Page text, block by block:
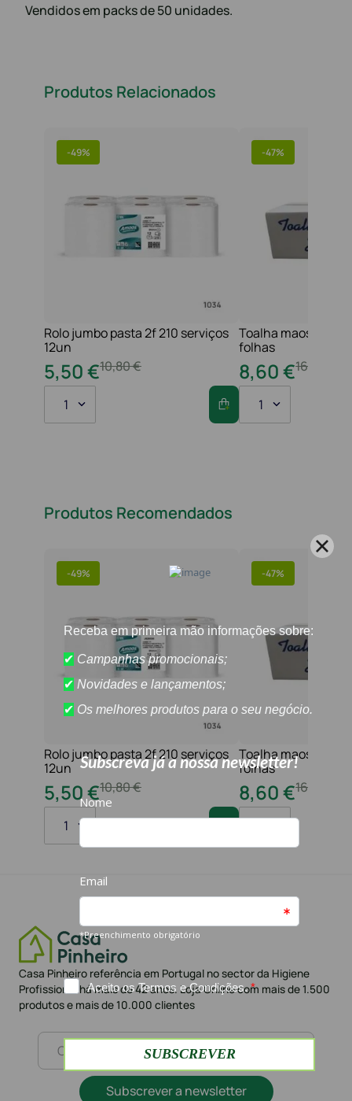
Vendidos em packs de 50 unidades.
Produtos Relacionados
-49%
Rolo jumbo pasta 2f 210 serviços
12un
10,80€
5,50€
1
-47%
Toalha maos 2f
folhas
16
8,60€
1
Produtos Recomendados
-49%
Rolo jumbo pasta 2f 210 serviços
12un
10,80€
5,50€
1
-47%
Toalha maos 2f
folhas
16
8,60€
Casa Pinheiro referência em Portugal no sector da Higiene
Profissional há mais de 42 anos. Loja Online com mais de 1.500
produtos e mais de 10.000 clientes
Subscrever a newsletter